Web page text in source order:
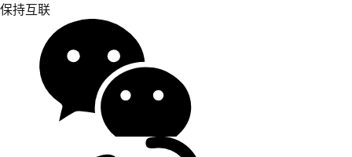
保持互联